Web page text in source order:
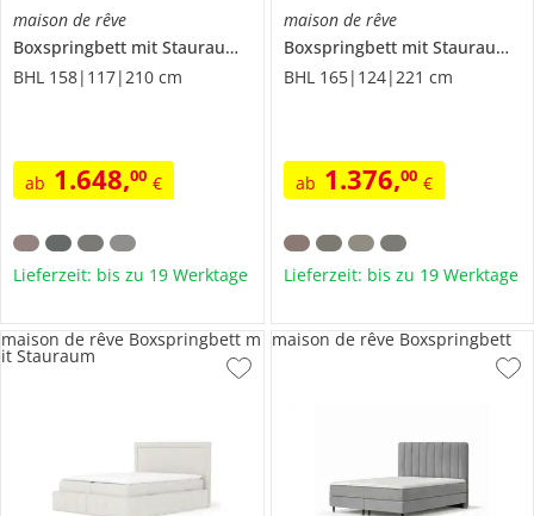
maison de rêve
Boxspringbett mit Stauraum
Passion
BHL 158|117|210 cm
ab 1.648,00 €
Lieferzeit: bis zu 19 Werktage
maison de rêve
Boxspringbett mit Stauraum
BHL 165|124|221 cm
ab 1.376,00 €
Lieferzeit: bis zu 19 Werktage
maison de rêve Boxspringbett m
it Stauraum
maison de rêve Boxspringbett